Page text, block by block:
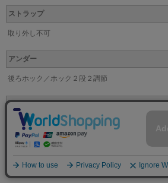
ストラップ
取り外し不可
アンダー
後ろホック／ホック２段２調節
取り扱い上注意
お洗濯は、必ず「取り扱い表示」にしたがってく
実物では色味が異なって見える場合がございます。
またレースやプリント柄の商品は、画像とは柄の位置等が